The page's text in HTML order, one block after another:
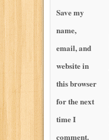
Save my
name,
email, and
website in
this browser
for the next
time I
comment.